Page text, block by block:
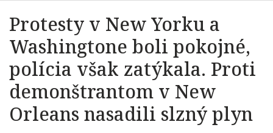
Protesty v New Yorku a
Washingtone boli pokojné,
polícia však zatýkala. Proti
demonštrantom v New
Orleans nasadili slzný plyn